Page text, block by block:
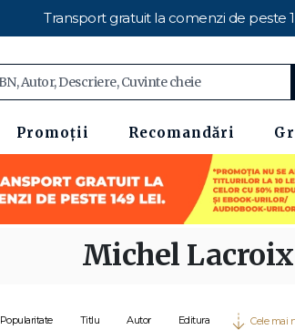
Transport gratuit la comenzi de peste
Promoții Recomandări
Michel Lacroix
Popularitate Titlu Autor Editura Cele mai